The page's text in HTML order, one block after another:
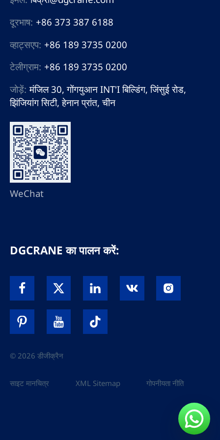
दूरभाष: +86 373 387 6188
व्हाट्सएप: +86 189 3735 0200
टेलीग्राम: +86 189 3735 0200
जोड़ें: मंजिल 30, गोंगयुआन INT'I बिल्डिंग, जिंसुई रोड,
झिंजियांग सिटी, हेनान प्रांत, चीन
WeChat
DGCRANE का पालन करें:
© 2026 डीजीक्रैन
साइट मानचित्र XML Sitemap गोपनीयता नीति